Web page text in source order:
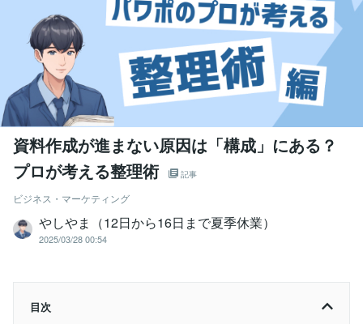
資料作成が進まない原因は「構成」にある？
プロが考える整理術
記事
ビジネス・マーケティング
やしやま（12日から16日まで夏季休業）
2025/03/28 00:54
目次